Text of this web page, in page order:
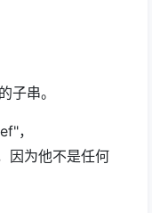
子串。
，
因为他不是任何